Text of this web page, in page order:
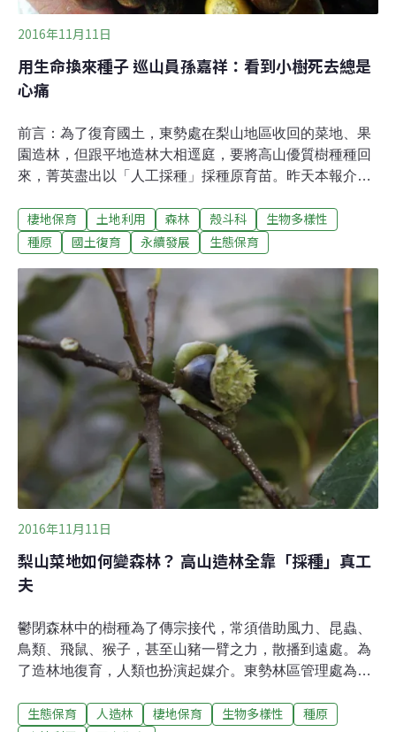
2016年11月11日
用生命換來種子 巡山員孫嘉祥：看到小樹死去總是
心痛
前言：為了復育國土，東勢處在梨山地區收回的菜地、果
園造林，但跟平地造林大相逕庭，要將高山優質樹種種回
來，菁英盡出以「人工採種」採種原育苗。昨天本報介紹
整個復育森林不可或缺的靈魂人物，採種、播種的過程又
藏著哪些不為人知的細節和故事？請見今日報導。11月中
與黃仲維，一早就帶著裝備、開著小貨卡展開行程。今天
他們將再度有求於母樹，從她身上取種，如果順利的話，
明年春天就會下種，幾個月後，她的子代將回到另一片廣
闊的土地奮鬥求生。採種人：具備植物知識又不怕爬高雖
然天氣冷得讓人打哆嗦，卻是適合殼斗科採種的好日子。
到了母樹下，他們先觀察地上落果的成熟度，這是決定能
不能採種的關鍵；若是落果多、又呈自然開裂，就表示果
實夠成熟，可以上樹採種！
棲地保育 土地利用 森林 殼斗科
生物多樣性
種原
國土復育 永續發展 生態保育
2016年11月11日
梨山菜地如何變森林？ 高山造林全靠「採種」真工
夫
鬱閉森林中的樹種為了傳宗接代，常須借助風力、昆蟲、
鳥類、飛鼠、猴子，甚至山豬一臂之力，散播到遠處。為
了造林地復育，人類也扮演起媒介。東勢林區管理處為了
邊優勢樹種來造林地，一起守護國土。每年秋冬時期，是
生態保育 人造林 棲地保育 生物多樣性
種原